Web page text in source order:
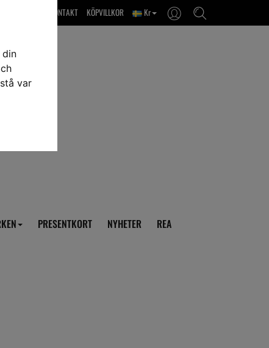
din
var
Kr
KÖPVILLKOR
OM OSS & KONTAKT
PRESENTKORT NYHETER REA